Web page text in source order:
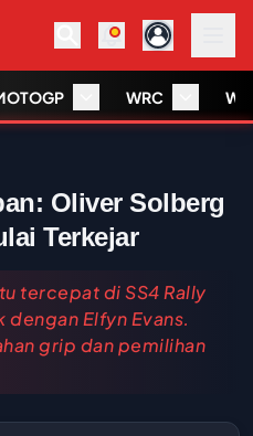
WRC
Oliver Solberg
Terkejar
tercepat di SS4 Rally
dengan Elfyn Evans.
grip dan pemilihan